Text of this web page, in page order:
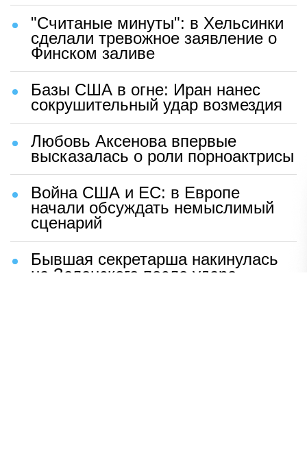
"Считаные минуты": в Хельсинки
сделали тревожное заявление о
Финском заливе
Базы США в огне: Иран нанес
сокрушительный удар возмездия
Любовь Аксенова впервые
высказалась о роли порноактрисы
Война США и ЕС: в Европе
начали обсуждать немыслимый
сценарий
Бывшая секретарша накинулась
на Зеленского после удара